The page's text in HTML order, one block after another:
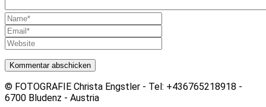
© FOTOGRAFIE Christa Engstler - Tel: +436765218918 -
6700 Bludenz - Austria